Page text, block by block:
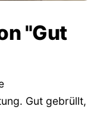
"Gut
Gut gebrüllt,